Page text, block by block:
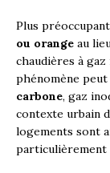
Plus
ou orange au
chaudières à
phénomène
carbone, gaz
contexte urbain
logements sont
particulièrement